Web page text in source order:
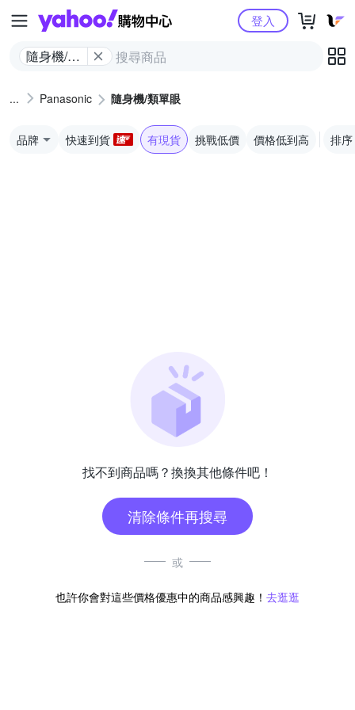
Yahoo購物中心
隨身機/類
登入
Panasonic 隨身機/類單眼
品牌 快速到貨 有現貨 挑戰低價 價格低到高 排序
找不到商品嗎？換換其他條件吧！
清除條件再搜尋
或
也許你會對這些價格優惠中的商品感興趣！ 去逛逛